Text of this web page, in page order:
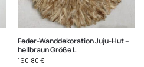
Feder-Wanddekoration Juju-Hut –
hellbraun Größe L
160,80 €